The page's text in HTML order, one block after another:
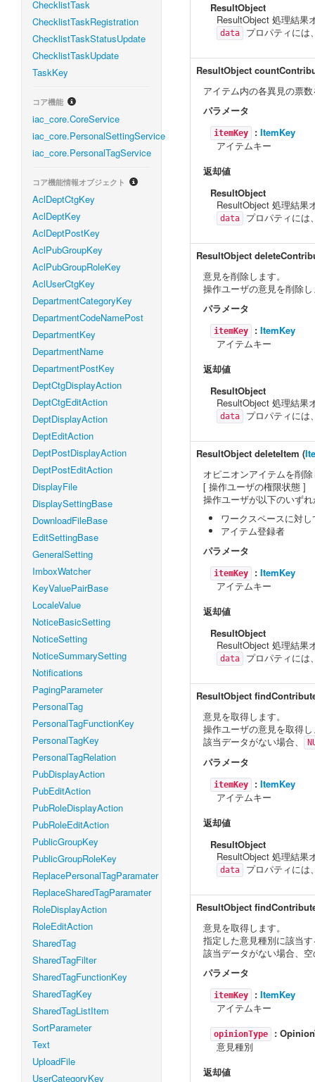
ChecklistTask
ChecklistTaskRegistration
ChecklistTaskStatusUpdate
ChecklistTaskUpdate
TaskKey
コア機能
iac_core.CoreService
iac_core.PersonalSettingService
iac_core.PersonalTagService
コア機能情報オブジェクト
AclDeptCtgKey
AclDeptKey
AclDeptPostKey
AclPubGroupKey
AclPubGroupRoleKey
AclUserCtgKey
DepartmentCategoryKey
DepartmentCodeNamePost
DepartmentKey
DepartmentName
DepartmentPostKey
DeptCtgDisplayAction
DeptCtgEditAction
DeptDisplayAction
DeptEditAction
DeptPostDisplayAction
DeptPostEditAction
DisplayFile
DisplaySettingBase
DownloadFileBase
EditSettingBase
GeneralSetting
ImboxWatcher
KeyValuePairBase
LocaleValue
NoticeBasicSetting
NoticeSetting
NoticeSummarySetting
Notifications
PagingParameter
PersonalTag
PersonalTagFunctionKey
PersonalTagKey
PersonalTagRelation
PubDisplayAction
PubEditAction
PubRoleDisplayAction
PubRoleEditAction
PublicGroupKey
PublicGroupRoleKey
ReplacePersonalTagParamater
ReplaceSharedTagParamater
RoleDisplayAction
RoleEditAction
SharedTag
SharedTagFilter
SharedTagFunctionKey
SharedTagKey
SharedTagListItem
SortParameter
Text
UploadFile
UserCategoryKey
ResultObject
ResultObject 処理結果
data プロパティには
ResultObject
アイテム内の各異見の票
パラメータ
itemKey : ItemKey
アイテムキー
返却値
ResultObject
ResultObject 処理結果
data プロパティには
ResultObject
意見を削除します。
操作ユーザの意見を削除
パラメータ
itemKey : ItemKey
アイテムキー
返却値
ResultObject
ResultObject 処理結果
data プロパティには
ResultObject deleteItem (
オピニオンアイテムを削
[ 操作ユーザの権限状態 ]
操作ユーザが以下のいず
ワークスペースに対
アイテム登録者
パラメータ
itemKey : ItemKey
アイテムキー
返却値
ResultObject
ResultObject 処理結果
data プロパティには
ResultObject
意見を取得します。
操作ユーザの意見を取得
該当データがない場合、
パラメータ
itemKey : ItemKey
アイテムキー
返却値
ResultObject
ResultObject 処理結果
data プロパティには
ResultObject
意見を取得します。
指定した意見種別に該当
該当データがない場合、
パラメータ
itemKey : ItemKey
アイテムキー
opinionType :
意見種別
返却値